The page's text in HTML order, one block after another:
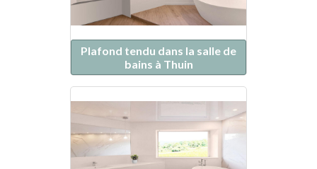
Plafond tendu dans la salle de
bains à Thuin